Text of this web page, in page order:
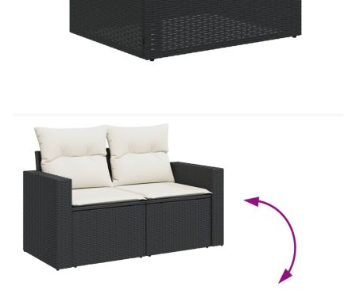
се пере: Тези възглавници за седалки имат
подвижни калъфи за лесно пране и
поддръжка.Модулен дизайн: Този комплект
външни мебели има модулен дизайн, което го
мебели ще останат красиви, ви препоръчваме да
ги защитите с водоустойчиво покривало.
Размери на водоустойчивата чанта: 55 x 53
x 34 см (Д x Ш x В)
Максимален капацитет на натоварване (на
място): 110 кг